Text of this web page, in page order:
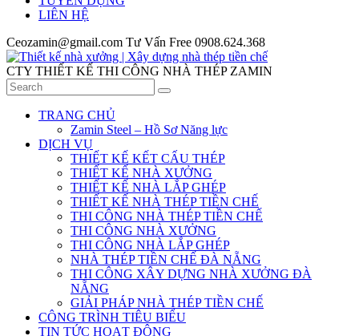
LIÊN HỆ
Ceozamin@gmail.com Tư Vấn Free 0908.624.368
CTY THIẾT KẾ THI CÔNG NHÀ THÉP ZAMIN
TRANG CHỦ
Zamin Steel – Hồ Sơ Năng lực
DỊCH VỤ
THIẾT KẾ KẾT CẤU THÉP
THIẾT KẾ NHÀ XƯỞNG
THIẾT KẾ NHÀ LẮP GHÉP
THIẾT KẾ NHÀ THÉP TIỀN CHẾ
THI CÔNG NHÀ THÉP TIỀN CHẾ
THI CÔNG NHÀ XƯỞNG
THI CÔNG NHÀ LẮP GHÉP
NHÀ THÉP TIỀN CHẾ ĐÀ NẴNG
THI CÔNG XÂY DỰNG NHÀ XƯỞNG ĐÀ
NẴNG
GIẢI PHÁP NHÀ THÉP TIỀN CHẾ
CÔNG TRÌNH TIÊU BIỂU
TIN TỨC HOẠT ĐỘNG